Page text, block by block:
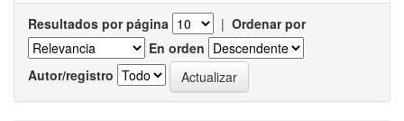
Resultados por página | Ordenar por
En orden
Autor/registro